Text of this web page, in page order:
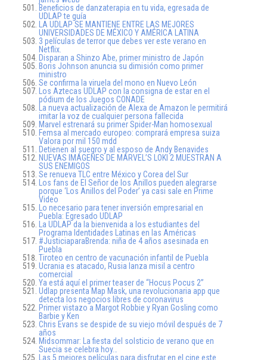
Beneficios de danzaterapia en tu vida, egresada de
UDLAP te guía
LA UDLAP SE MANTIENE ENTRE LAS MEJORES
UNIVERSIDADES DE MÉXICO Y AMÉRICA LATINA
3 películas de terror que debes ver este verano en
Netflix.
Disparan a Shinzo Abe, primer ministro de Japón
Boris Johnson anuncia su dimisión como primer
ministro
Se confirma la viruela del mono en Nuevo León
Los Aztecas UDLAP con la consigna de estar en el
pódium de los Juegos CONADE
La nueva actualización de Alexa de Amazon le permitirá
imitar la voz de cualquier persona fallecida
Marvel estrenará su primer Spider-Man homosexual
Femsa al mercado europeo: comprará empresa suiza
Valora por mil 150 mdd
Detienen al suegro y al esposo de Andy Benavides
NUEVAS IMÁGENES DE MARVEL’S LOKI 2 MUESTRAN A
SUS ENEMIGOS
Se renueva TLC entre México y Corea del Sur
Los fans de El Señor de los Anillos pueden alegrarse
porque ‘Los Anillos del Poder’ ya casi sale en Prime
Video
Lo necesario para tener inversión empresarial en
Puebla: Egresado UDLAP
La UDLAP da la bienvenida a los estudiantes del
Programa Identidades Latinas en las Américas
#JusticiaparaBrenda: niña de 4 años asesinada en
Puebla
Tiroteo en centro de vacunación infantil de Puebla
Ucrania es atacado, Rusia lanza misil a centro
comercial
Ya está aquí el primer teaser de “Hocus Pocus 2”
Udlap presenta Map Mask, una revolucionaria app que
detecta los negocios libres de coronavirus
Primer vistazo a Margot Robbie y Ryan Gosling como
Barbie y Ken
Chris Evans se despide de su viejo móvil después de 7
años
Midsommar: La fiesta del solsticio de verano que en
Suecia se celebra hoy…
Las 5 mejores películas para disfrutar en el cine este